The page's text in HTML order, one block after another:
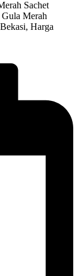
Sachet
Merah
Harga